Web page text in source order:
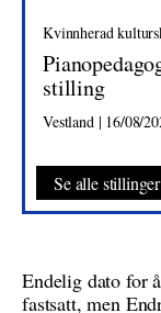
Kvinnherad
stilling
Vestland | 16/08/
Se alle stillinger
Endelig dato for
fastsatt, men